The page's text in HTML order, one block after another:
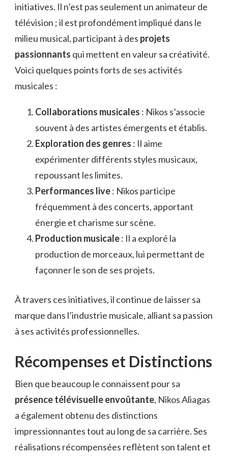
initiatives. Il n’est pas seulement un animateur de
télévision ; il est profondément impliqué dans le
milieu musical, participant à des projets
passionnants qui mettent en valeur sa créativité.
Voici quelques points forts de ses activités
musicales :
Collaborations musicales : Nikos s’associe
souvent à des artistes émergents et établis.
Exploration des genres : Il aime
expérimenter différents styles musicaux,
repoussant les limites.
Performances live: Nikos participe
fréquemment à des concerts, apportant
énergie et charisme sur scène.
Production musicale: Il a exploré la
production de morceaux, lui permettant de
façonner le son de ses projets.
À travers ces initiatives, il continue de laisser sa
marque dans l’industrie musicale, alliant sa passion
à ses activités professionnelles.
Récompenses et Distinctions
Bien que beaucoup le connaissent pour sa
présence télévisuelle envoûtante, Nikos Aliagas
a également obtenu des distinctions
impressionnantes tout au long de sa carrière. Ses
réalisations récompensées reflètent son talent et